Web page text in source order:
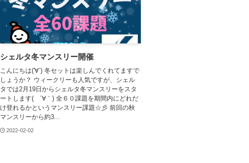
シェルタ冬マンスリー開催
こんにちは('∀`) 冬セットは楽しんでくれてますで
しょうか？ ウィークリーも人気ですが、シェル
タでは2月19日からシェルタ冬マンスリーをスタ
ートします( ´∀｀) 全６０課題を期間内にどれだ
け登れるかというマンスリー課題☆彡 前回の秋
マンスリーから約3...
2022-02-02